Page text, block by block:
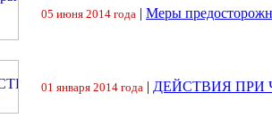
05 июня 2014 года | Меры
01 января 2014 года | ДЕЙСТВИЯ ПРИ